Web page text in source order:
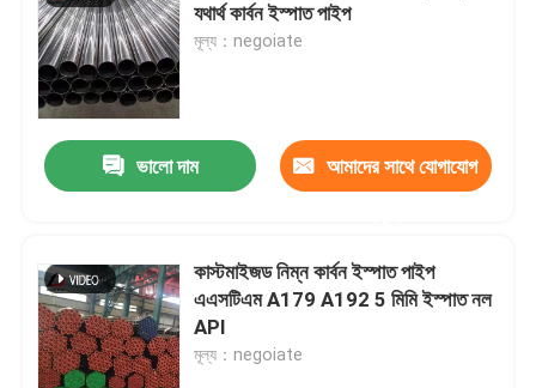
যথার্থ কার্বন ইস্পাত পাইপ
মূল্য：negoiate
ভালো দাম আমাদের সাথে যোগাযোগ
কাস্টমাইজড নিম্ন কার্বন ইস্পাত পাইপ
এএসটিএম A179 A192 5 মিমি ইস্পাত নল
API
মূল্য：negoiate